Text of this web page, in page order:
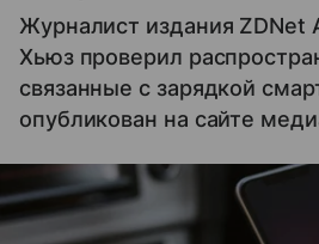
Журналист издания ZDNet
Хьюз проверил
связанные с зарядкой
опубликован на сайте